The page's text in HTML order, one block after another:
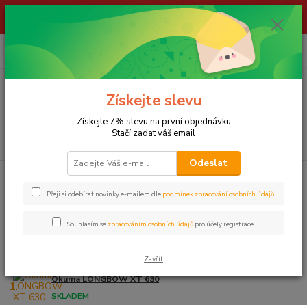
ŽIVÉ NÁSTRAHY !!! NEPOSÍLÁME !!! - ODBĚR POUZE NA NAŠÍ
za
LOV NA FEEDER Navijáky
VOLNOBĚŽNÁ BRZDA
OKUMA
OKUMA
1. Okuma LONGBOW XT 630
SKLADEM
Získejte slevu
Získejte 7% slevu na první objednávku
Stačí zadat váš email
Odeslat
Přeji si odebírat novinky e-mailem dle podmínek zpracování osobních údajů.
Souhlasím se zpracováním osobních údajů pro účely registrace.
Zavřít